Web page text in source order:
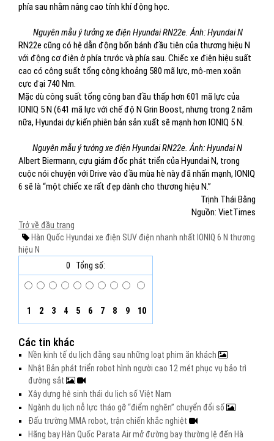
phía sau nhằm nâng cao tính khí động học.
Nguyên mẫu ý tưởng xe điện Hyundai RN22e. Ảnh: Hyundai N
RN22e cũng có hệ dẫn động bốn bánh đầu tiên của thương hiệu N
với động cơ điện ở phía trước và phía sau. Chiếc xe điện hiệu suất
cao có công suất tổng cộng khoảng 580 mã lực, mô-men xoắn
cực đại 740 Nm.
Mặc dù công suất tổng công ban đầu thấp hơn 601 mã lực của
IONIQ 5 N (641 mã lực với chế độ N Grin Boost, nhưng trong 2 năm
nữa, Hyundai dự kiến phiên bản sản xuất sẽ mạnh hơn IONIQ 5 N.
Nguyên mẫu ý tưởng xe điện Hyundai RN22e. Ảnh: Hyundai N
Albert Biermann, cựu giám đốc phát triển của Hyundai N, trong
cuộc nói chuyện với Drive vào đầu mùa hè này đã nhấn mạnh, IONIQ
6 sẽ là “một chiếc xe rất đẹp dành cho thương hiệu N.”
Trịnh Thái Bằng
Nguồn: VietTimes
Trở về đầu trang
Hàn Quốc Hyundai xe điện SUV điện nhanh nhất IONIQ 6 N thương
hiệu N
0
Tổng số:
1 2 3 4 5 6 7 8 9 10
Các tin khác
Nền kinh tế du lịch đằng sau những loạt phim ăn khách
Nhật Bản phát triển robot hình người cao 12 mét phục vụ bảo trì
đường sắt
Xây dựng hệ sinh thái du lịch số Việt Nam
Ngành du lịch nỗ lực tháo gỡ “điểm nghẽn” chuyển đổi số
Đấu trường MMA robot, trận chiến khắc nghiệt
Hãng bay Hàn Quốc Parata Air mở đường bay thường lệ đến Hà